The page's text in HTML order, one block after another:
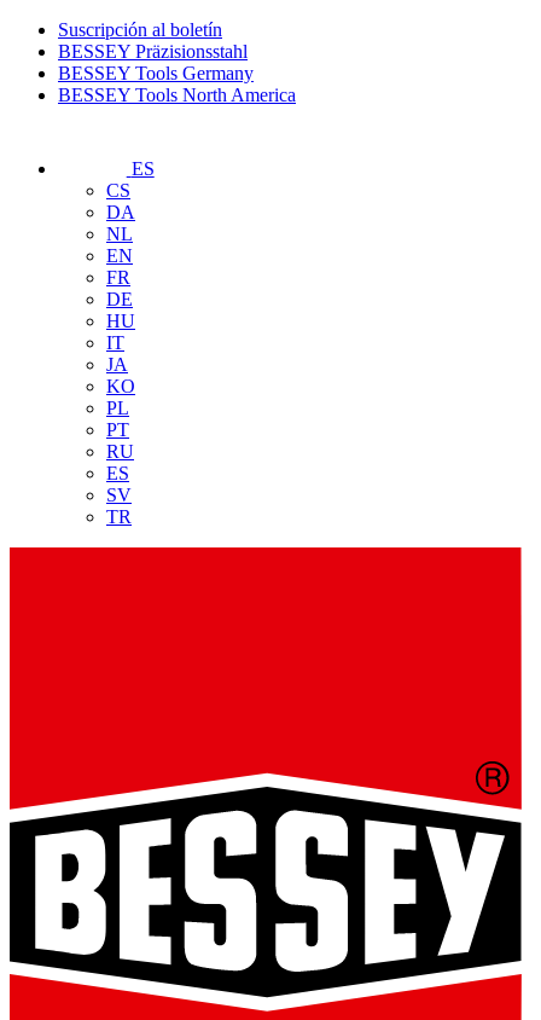
Suscripción al boletín
BESSEY Präzisionsstahl
BESSEY Tools Germany
BESSEY Tools North America
ES
CS
DA
NL
EN
FR
DE
HU
IT
JA
KO
PL
PT
RU
ES
SV
TR